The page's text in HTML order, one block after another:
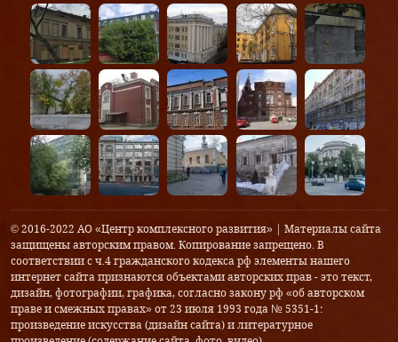
© 2016-2022 АО «Центр комплексного развития» | Материалы сайта
защищены авторским правом. Копирование запрещено. В
соответствии с ч.4 гражданского кодекса рф элементы нашего
интернет сайта признаются объектами авторских прав - это текст,
дизайн, фотографии, графика, согласно закону рф «об авторском
праве и смежных правах» от 23 июля 1993 года № 5351-1:
произведение искусства (дизайн сайта) и литературное